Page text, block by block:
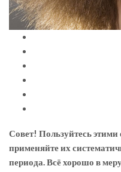
Совет! Пользуйтесь
применяйте их
периода. Всё хорошо в